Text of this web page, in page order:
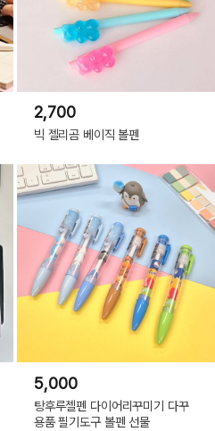
2,700
빅 젤리곰 베이직 볼펜
5,000
탕후루젤펜 다이어리꾸미기 다꾸
용품 필기도구 볼펜 선물